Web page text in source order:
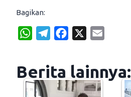
Bagikan:
W
t
s
e
e
b
i
Berita lainnya: